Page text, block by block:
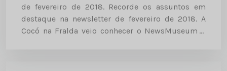
de fevereiro de 2018. Recorde os assuntos em
destaque na newsletter de fevereiro de 2018. A
Cocó na Fralda veio conhecer o NewsMuseum A